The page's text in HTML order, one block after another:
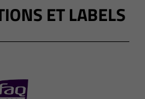
ET LABELS